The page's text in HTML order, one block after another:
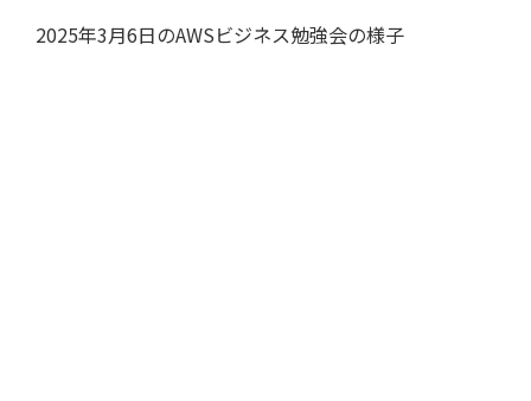
2025年3月6日のAWSビジネス勉強会の様子